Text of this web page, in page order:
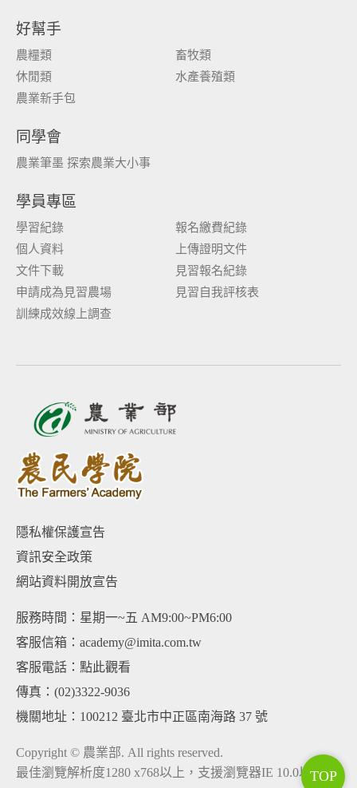
好幫手
農糧類
畜牧類
休閒類
水產養殖類
農業新手包
同學會
農業筆墨 探索農業大小事
學員專區
學習紀錄
報名繳費紀錄
個人資料
上傳證明文件
文件下載
見習報名紀錄
申請成為見習農場
見習自我評核表
訓練成效線上調查
隱私權保護宣告
資訊安全政策
網站資料開放宣告
服務時間：星期一~五 AM9:00~PM6:00
客服信箱：academy@imita.com.tw
客服電話： 點此觀看
傳真：(02)3322-9036
機關地址：100212 臺北市中正區南海路 37 號
Copyright © 農業部. All rights reserved.
最佳瀏覽解析度1280 x768以上，支援瀏覽器IE 10.0以上、
TOP